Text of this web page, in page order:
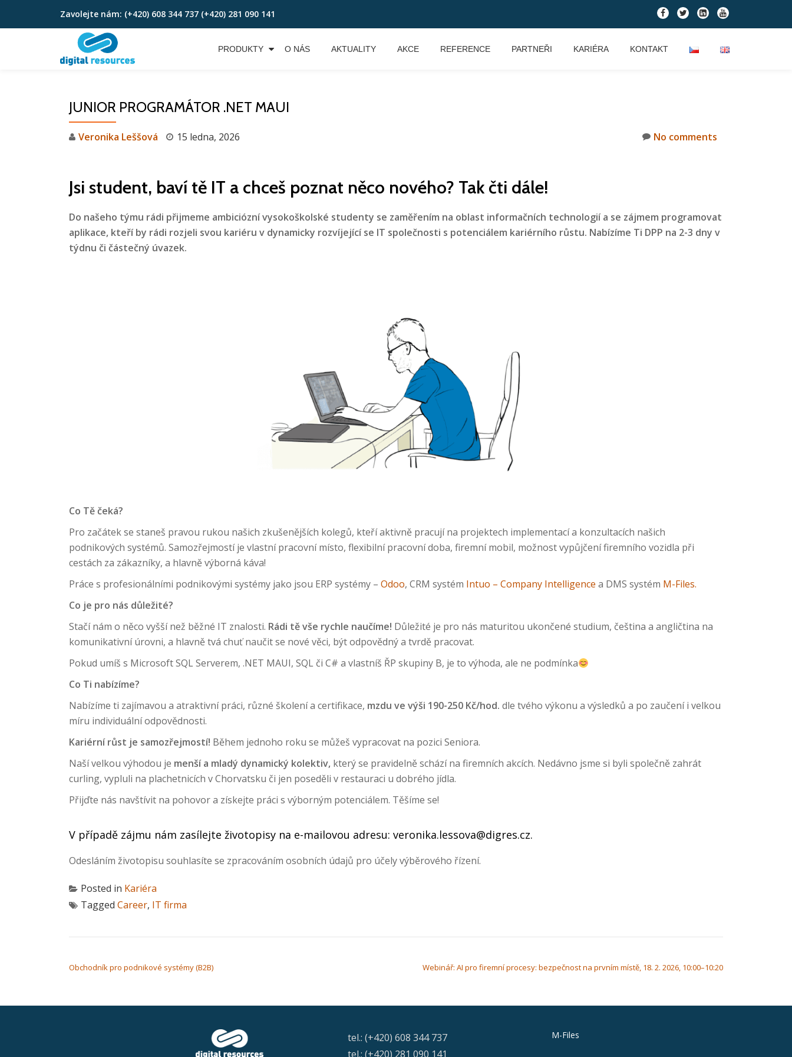
Skip
Zavolejte nám: (+420) 608 344 737 (+420) 281 090 141
fa-
facebook
fa-
twitter
fa-
linkedin-
square
fa-
youtube
PRODUKTY O NÁS AKTUALITY AKCE REFERENCE PARTNEŘI KARIÉRA KONTAKT
JUNIOR PROGRAMÁTOR .NET MAUI
Veronika Leššová 15 ledna, 2026 No comments
Jsi student, baví tě IT a chceš poznat něco nového? Tak čti dále!
Do našeho týmu rádi přijmeme ambiciózní vysokoškolské studenty se zaměřením na oblast informačních technologií a se zájmem programovat
aplikace, kteří by rádi rozjeli svou kariéru v dynamicky rozvíjející se IT společnosti s potenciálem kariérního růstu. Nabízíme Ti DPP na 2-3 dny v
týdnu či částečný úvazek.
Co Tě čeká?
Pro začátek se staneš pravou rukou našich zkušenějších kolegů, kteří aktivně pracují na projektech implementací a konzultacích našich
podnikových systémů. Samozřejmostí je vlastní pracovní místo, flexibilní pracovní doba, firemní mobil, možnost vypůjčení firemního vozidla při
cestách za zákazníky, a hlavně výborná káva!
Práce s profesionálními podnikovými systémy jako jsou ERP systémy – Odoo, CRM systém Intuo – Company Intelligence a DMS systém M-Files.
Co je pro nás důležité?
Stačí nám o něco vyšší než běžné IT znalosti. Rádi tě vše rychle naučíme! Důležité je pro nás maturitou ukončené studium, čeština a angličtina na
komunikativní úrovni, a hlavně tvá chuť naučit se nové věci, být odpovědný a tvrdě pracovat.
Pokud umíš s Microsoft SQL Serverem, .NET MAUI, SQL či C# a vlastníš ŘP skupiny B, je to výhoda, ale ne podmínka
Co Ti nabízíme?
Nabízíme ti zajímavou a atraktivní práci, různé školení a certifikace, mzdu ve výši 190-250 Kč/hod. dle tvého výkonu a výsledků a po zaučení i velkou
míru individuální odpovědnosti.
Kariérní růst je samozřejmostí! Během jednoho roku se můžeš vypracovat na pozici Seniora.
Naší velkou výhodou je menší a mladý dynamický kolektiv, který se pravidelně schází na firemních akcích. Nedávno jsme si byli společně zahrát
curling, vypluli na plachetnicích v Chorvatsku či jen poseděli v restauraci u dobrého jídla.
Přijďte nás navštívit na pohovor a získejte práci s výborným potenciálem. Těšíme se!
V případě zájmu nám zasílejte životopisy na e-mailovou adresu: veronika.lessova@digres.cz.
Odesláním životopisu souhlasíte se zpracováním osobních údajů pro účely výběrového řízení.
Posted in Kariéra
Tagged Career, IT firma
Obchodník pro podnikové systémy (B2B) Webinář: AI pro firemní procesy: bezpečnost na prvním místě, 18. 2. 2026, 10:00–10:20
tel.: (+420) 608 344 737
tel.: (+420) 281 090 141
M-Files